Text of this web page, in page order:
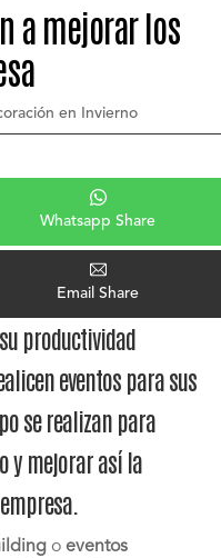
a mejorar los
en Invierno
Whatsapp Share
Email Share
productividad
eventos para sus
se realizan para
y mejorar así la
o eventos